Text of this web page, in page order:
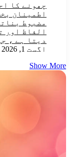
چھونے کا
اطمینان
مضبوط
الفاظ اور
دیتا ہے ،
اگست 1, 2026
Show More